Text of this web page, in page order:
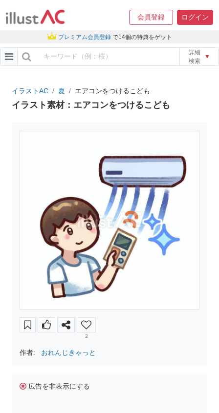
会員登録 ログイン
プレミアム会員登録 で14個の特典をゲット
詳細
検索
▼
イラストAC 夏 エアコンをつけるこども
イラスト素材：エアコンをつけるこども
2
作者: おれんじきゃっと
広告を非表示にする